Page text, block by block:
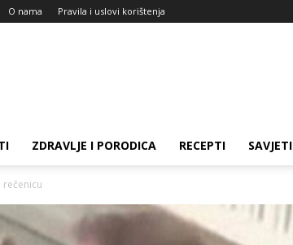
O nama Pravila i uslovi korištenja
ZDRAVLJE I PORODICA RECEPTI SAVJETI